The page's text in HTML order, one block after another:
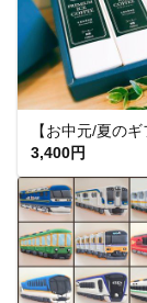
3,400円